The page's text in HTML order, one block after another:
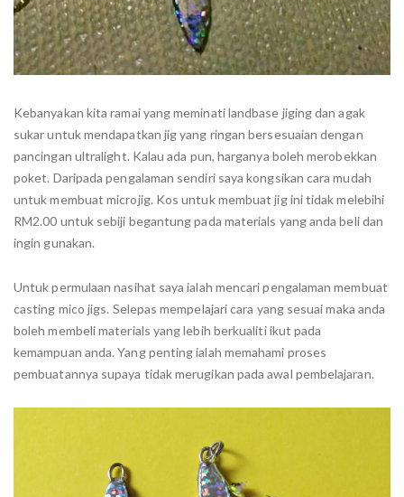
Kebanyakan kita ramai yang meminati landbase jiging dan agak
sukar untuk mendapatkan jig yang ringan bersesuaian dengan
pancingan ultralight. Kalau ada pun, harganya boleh merobekkan
poket. Daripada pengalaman sendiri saya kongsikan cara mudah
untuk membuat microjig. Kos untuk membuat jig ini tidak melebihi
RM2.00 untuk sebiji begantung pada materials yang anda beli dan
ingin gunakan.
Untuk permulaan nasihat saya ialah mencari pengalaman membuat
casting mico jigs. Selepas mempelajari cara yang sesuai maka anda
boleh membeli materials yang lebih berkualiti ikut pada
kemampuan anda. Yang penting ialah memahami proses
pembuatannya supaya tidak merugikan pada awal pembelajaran.